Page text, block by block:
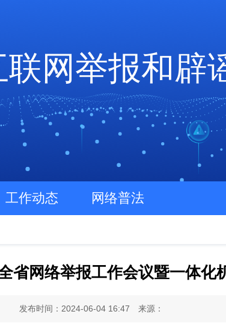
网举报和辟
工作动态 网络普法
省网络举报工作会议暨一体化
发布时间：2024-06-04 16:47 来源：